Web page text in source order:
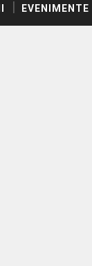
EVENIMENTE